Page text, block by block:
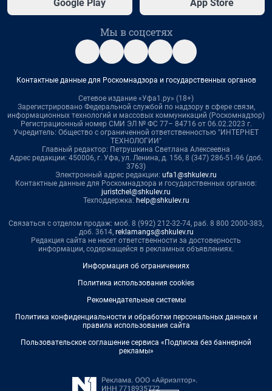
Google Play App Store
Мы в соцсетях
Контактные данные для Роскомнадзора и государственных органов
Сетевое издание «Уфа1.ру» (18+)
Зарегистрировано Федеральной службой по надзору в сфере связи,
информационных технологий и массовых коммуникаций (Роскомнадзор)
Регистрационный номер СМИ ЭЛ № ФС 77– 84716 от 06.02.2023 г.
Учредитель: Общество с ограниченной ответственностью "ИНТЕРНЕТ
ТЕХНОЛОГИИ"
Главный редактор: Петрушкина Светлана Алексеевна
Адрес редакции: 450006, г. Уфа, ул. Ленина, д. 156, 8 (347) 286-51-96 (доб.
3763)
Электронный адрес редакции: ufa1@shkulev.ru
Контактные данные для Роскомнадзора и государственных органов:
juristchel@shkulev.ru
Техподдержка: help@shkulev.ru
Связаться с отделом продаж: моб. 8 (992) 212-32-74, раб. 8 800 2000-383,
доб. 3614, reklamangs@shkulev.ru
Редакция сайта не несет ответственности за достоверность
информации, содержащейся в рекламных объявлениях.
Информация об ограничениях
Политика использования cookies
Рекомендательные системы
Политика конфиденциальности и обработки персональных данных и
правила использования сайта
Пользовательское соглашение сервиса «Подписка без баннерной
рекламы»